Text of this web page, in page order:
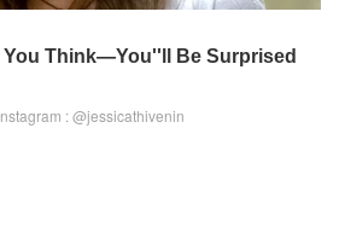
: @jessicathivenin